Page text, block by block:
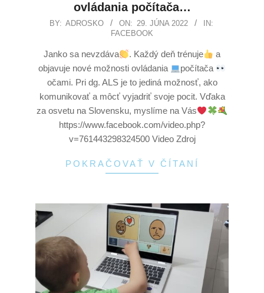
ovládania počítača…
BY: ADROSKO ON: 29. JÚNA 2022
IN:
FACEBOOK
Janko sa nevzdáva . Každý deň trénuje
a
objavuje nové možnosti ovládania
počítača
očami. Pri dg. ALS je to jediná možnosť, ako
komunikovať a môcť vyjadriť svoje pocit. Vďaka
za osvetu na Slovensku, myslíme na Vás
https://www.facebook.com/video.php?
v=761443298324500 Video Zdroj
POKRAČOVAŤ V ČÍTANÍ